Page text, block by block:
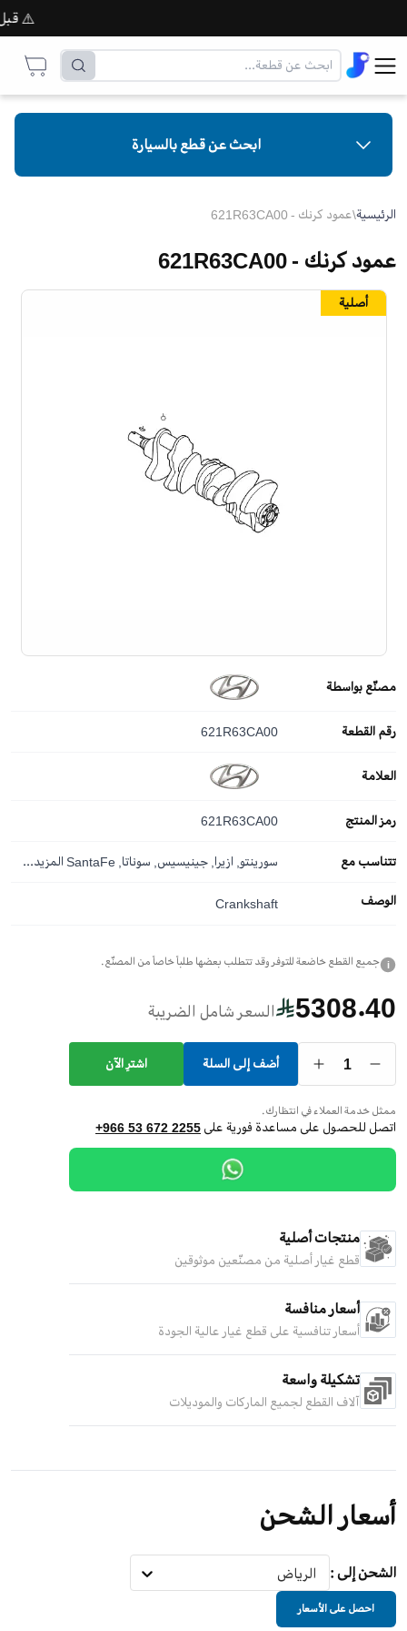
⚠️ قبل
ابحث عن قطع بالسيارة
الرئيسية\عمود كرنك - 621R63CA00
عمود كرنك - 621R63CA00
مصنّع بواسطة
رقم القطعة 621R63CA00
العلامة
رمز المنتج 621R63CA00
تتناسب مع سورينتو, ازيرا, جينيسيس, سوناتا, SantaFe المزيد...
الوصف Crankshaft
i جميع القطع خاضعة للتوفر وقد تتطلب بعضها طلباً خاصاً من المصنّع.
5308.40 السعر شامل الضريبة
1 أضف إلى السلة اشترِ الآن
ممثل خدمة العملاء في انتظارك.
اتصل للحصول على مساعدة فورية على +966 53 672 2255
منتجات أصلية
قطع غيار أصلية من مصنّعين موثوقين
أسعار منافسة
أسعار تنافسية على قطع غيار عالية الجودة
تشكيلة واسعة
آلاف القطع لجميع الماركات والموديلات
أصلية
أسعار الشحن
الشحن إلى : الرياض
احصل على الأسعار